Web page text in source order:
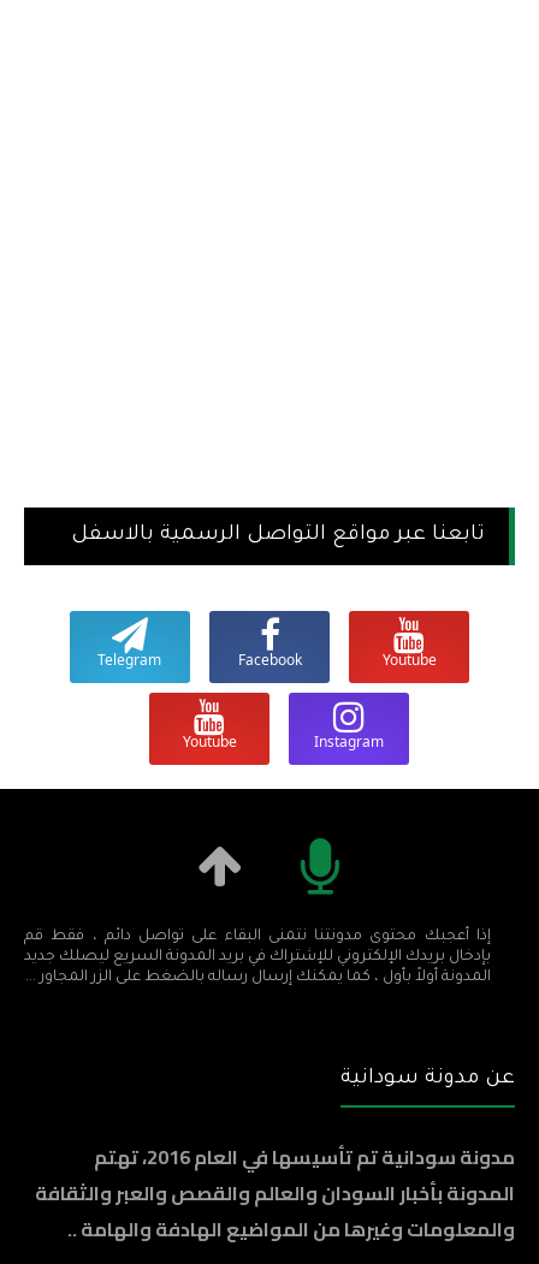
تابعنا عبر مواقع التواصل الرسمية بالاسفل
Youtube
Facebook
Telegram
Instagram
Youtube
إذا أعجبك محتوى مدونتنا نتمنى البقاء على تواصل دائم ، فقط قم
بإدخال بريدك الإلكتروني للإشتراك في بريد المدونة السريع ليصلك جديد
المدونة أولاً بأول ، كما يمكنك إرسال رساله بالضغط على الزر المجاور ...
عن مدونة سودانية
مدونة سودانية تم تأسيسها في العام 2016، تهتم
المدونة بأخبار السودان والعالم والقصص والعبر والثقافة
والمعلومات وغيرها من المواضيع الهادفة والهامة ..